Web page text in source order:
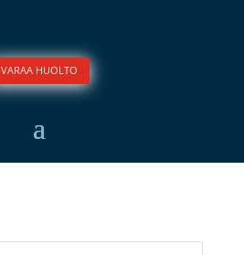
VARAA HUOLTO